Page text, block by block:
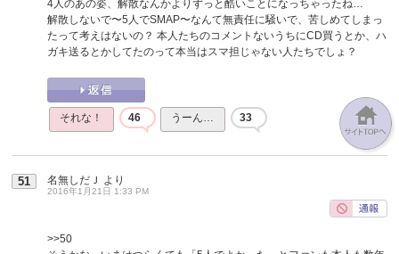
4人のあの姿、解散なんかよりずっと酷いことになっちゃったね…
解散しないで〜5人でSMAP〜なんて無責任に騒いで、苦しめてしまっ
たって考えはないの？ 本人たちのコメントないうちにCD買うとか、ハ
ガキ送るとかしてたのって本当はスマ担じゃない人たちでしょ？
それな！ 46 うーん… 33
51 名無しだＪ より
2016年1月21日 1:33 PM
>>50